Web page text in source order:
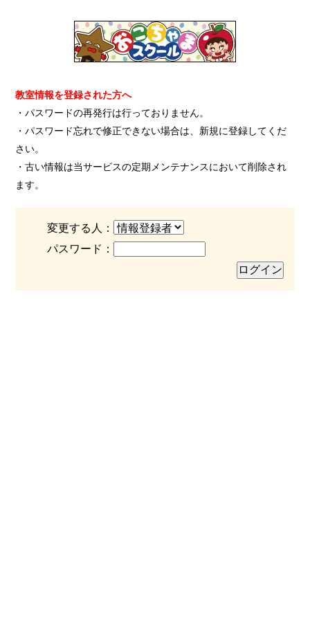
教室情報を登録された方へ
・パスワードの再発行は行っておりません。
・パスワード忘れで修正できない場合は、新規に登録してくだ
さい。
・古い情報は当サービスの定期メンテナンスにおいて削除され
ます。
変更する人：
パスワード：